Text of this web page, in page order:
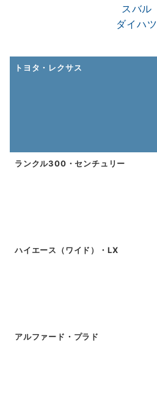
スバル
ダイハツ
トヨタ・レクサス
ランクル300・センチュリー
ハイエース（ワイド）・LX
アルファード・プラド